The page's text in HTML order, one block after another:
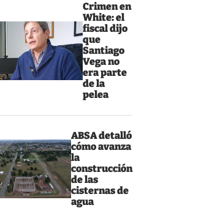
Crimen en
White: el
fiscal dijo
que
Santiago
Vega no
era parte
de la
pelea
ABSA detalló
cómo avanza
la
construcción
de las
cisternas de
agua